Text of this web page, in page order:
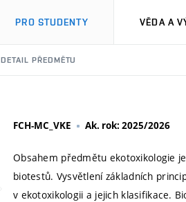
PRO STUDENTY VĚDA A
DETAIL PŘEDMĚTU
FCH-MC_VKE Ak. rok: 2025/2026
Obsahem předmětu ekotoxikologie
biotestů. Vysvětlení základních
v ekotoxikologii a jejich klasifikace.